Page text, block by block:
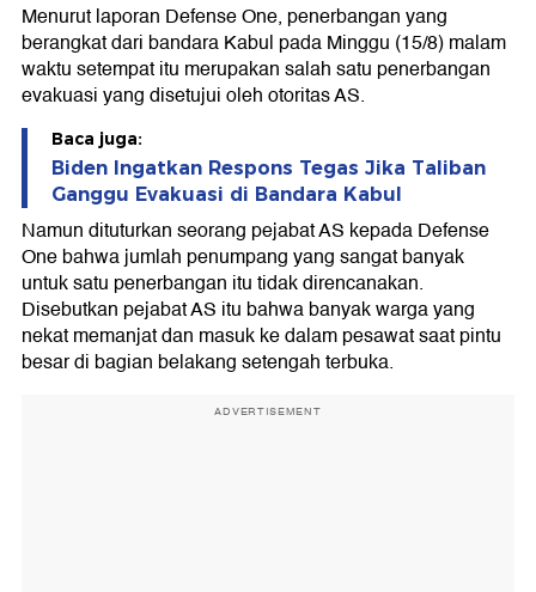
Menurut laporan Defense One, penerbangan yang
berangkat dari bandara Kabul pada Minggu (15/8) malam
waktu setempat itu merupakan salah satu penerbangan
evakuasi yang disetujui oleh otoritas AS.
Baca juga:
Biden Ingatkan Respons Tegas Jika Taliban
Ganggu Evakuasi di Bandara Kabul
Namun dituturkan seorang pejabat AS kepada Defense
One bahwa jumlah penumpang yang sangat banyak
untuk satu penerbangan itu tidak direncanakan.
Disebutkan pejabat AS itu bahwa banyak warga yang
nekat memanjat dan masuk ke dalam pesawat saat pintu
besar di bagian belakang setengah terbuka.
ADVERTISEMENT